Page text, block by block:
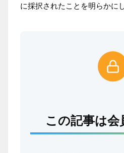
に採択されたことを明らかにし
この記事は会